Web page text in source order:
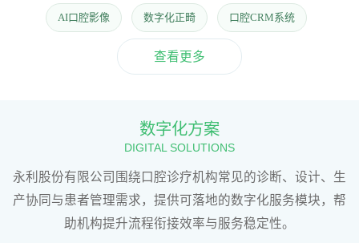
服
AI口腔影像 数字化正畸 口腔CRM系统
查看更多
数字化方案
DIGITAL SOLUTIONS
永利股份有限公司围绕口腔诊疗机构常见的诊断、设计、生
产协同与患者管理需求，提供可落地的数字化服务模块，帮
助机构提升流程衔接效率与服务稳定性。